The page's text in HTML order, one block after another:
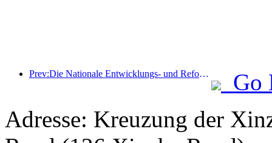
Prev:Die Nationale Entwicklungs- und Reformkommission hat die erste Charge von 49 hochwertigen Outdoor-Sportzielen veröffentlicht
Go
Adresse: Kreuzung der